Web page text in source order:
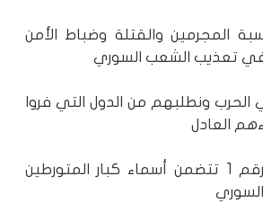
المجرمين والقتلة وضباط الأمن
في تعذيب الشعب السوري
ونطلبهم من الدول التي فروا
العادل
سنعلن عن قائمة رقم 1 تتضمن أسماء كبار المتورطين